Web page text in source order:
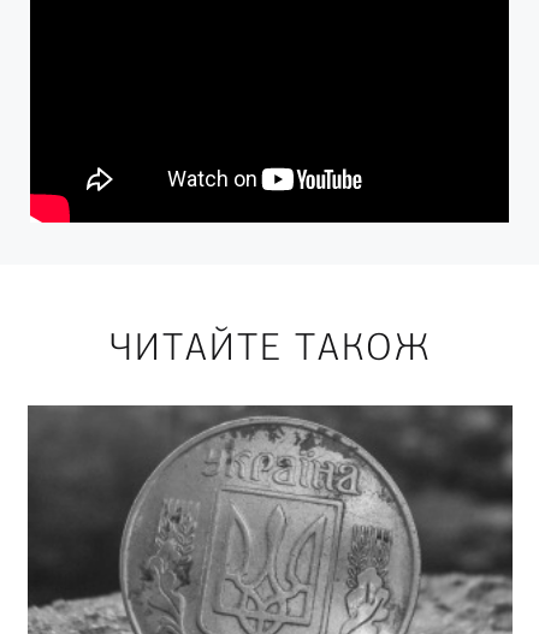
ЧИТАЙТЕ ТАКОЖ